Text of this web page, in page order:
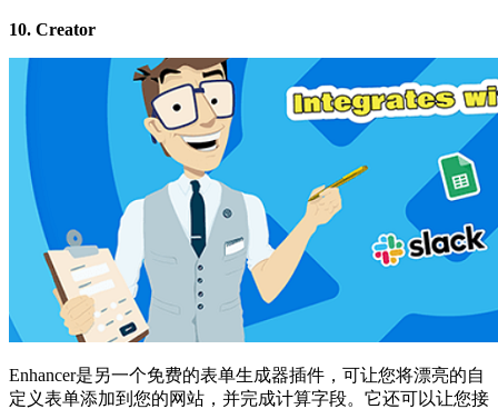
10. Creator
Enhancer是另一个免费的表单生成器插件，可让您将漂亮的自
定义表单添加到您的网站，并完成计算字段。它还可以让您接